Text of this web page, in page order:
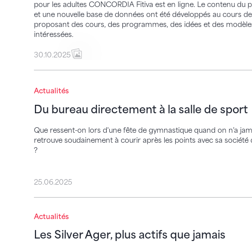
pour les adultes CONCORDIA Fitiva est en ligne. Le contenu
et une nouvelle base de données ont été développés au cours
proposant des cours, des programmes, des idées et des
intéressées.
30.10.2025
Actualités
Du bureau directement à la salle de sport
Que ressent-on lors d'une fête de gymnastique quand on n'a
retrouve soudainement à courir après les points avec sa
?
Du bureau directement à la salle de sport
25.06.2025
Actualités
Les Silver Ager, plus actifs que jamais
Les Silver Ager, plus actifs que jamais